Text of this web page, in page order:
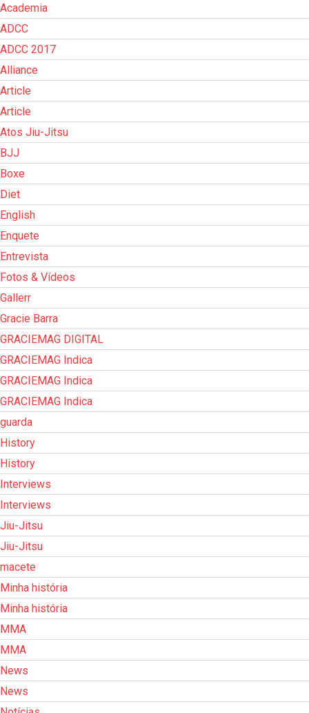
Academia
ADCC
ADCC 2017
Alliance
Article
Article
Atos Jiu-Jitsu
BJJ
Boxe
Diet
English
Enquete
Entrevista
Fotos & Vídeos
Gallerr
Gracie Barra
GRACIEMAG DIGITAL
GRACIEMAG Indica
GRACIEMAG Indica
GRACIEMAG Indica
guarda
History
History
Interviews
Interviews
Jiu-Jitsu
Jiu-Jitsu
macete
Minha história
Minha história
MMA
MMA
News
News